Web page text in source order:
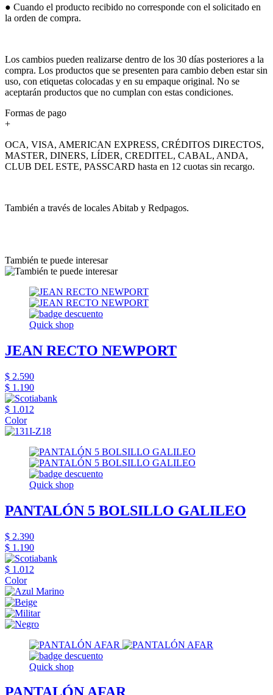
● Cuando el producto recibido no corresponde con el solicitado en
la orden de compra.
Los cambios pueden realizarse dentro de los 30 días posteriores a la
compra. Los productos que se presenten para cambio deben estar sin
uso, con etiquetas colocadas y en su empaque original. No se
aceptarán productos que no cumplan con estas condiciones.
Formas de pago
+
OCA, VISA, AMERICAN EXPRESS, CRÉDITOS DIRECTOS,
MASTER, DINERS, LÍDER, CREDITEL, CABAL, ANDA,
CLUB DEL ESTE, PASSCARD hasta en 12 cuotas sin recargo.
También a través de locales Abitab y Redpagos.
También te puede interesar
Quick shop
JEAN RECTO NEWPORT
$ 2.590
$ 1.190
$ 1.012
Color
Quick shop
PANTALÓN 5 BOLSILLO GALILEO
$ 2.390
$ 1.190
$ 1.012
Color
Quick shop